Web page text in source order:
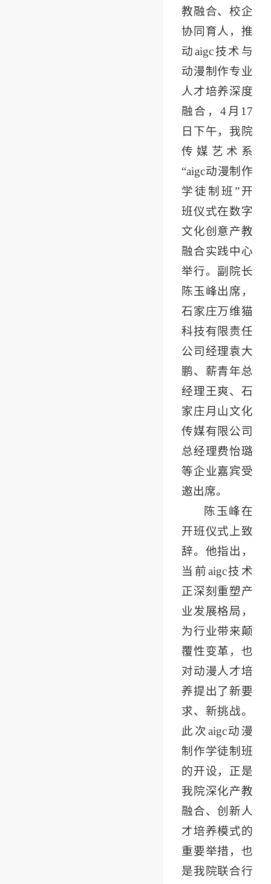
教融合、校企
协同育人，推
动aigc技术与
动漫制作专业
人才培养深度
融合，4月17
日下午，我院
传媒艺术系
“aigc动漫制作
学徒制班”开
班仪式在数字
文化创意产教
融合实践中心
举行。副院长
陈玉峰出席，
石家庄万维猫
科技有限责任
公司经理袁大
鹏、薪青年总
经理王爽、石
家庄月山文化
传媒有限公司
总经理费怡璐
等企业嘉宾受
邀出席。
陈玉峰在
开班仪式上致
辞。他指出，
当前aigc技术
正深刻重塑产
业发展格局，
为行业带来颠
覆性变革，也
对动漫人才培
养提出了新要
求、新挑战。
此次aigc动漫
制作学徒制班
的开设，正是
我院深化产教
融合、创新人
才培养模式的
重要举措，也
是我院联合行